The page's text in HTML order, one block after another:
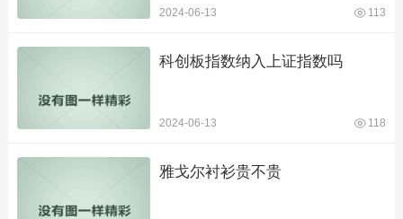
2024-06-13 113
科创板指数纳入上证指数吗
2024-06-13 118
雅戈尔衬衫贵不贵